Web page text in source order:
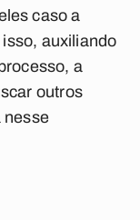
caso a
auxiliando
a
outros
nesse